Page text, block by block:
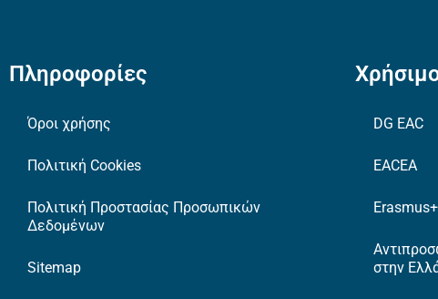
Πληροφορίες
Όροι χρήσης
Πολιτική Cookies
Πολιτική Προστασίας Προσωπικών
Δεδομένων
Sitemap
DG EAC
EACEA
στην